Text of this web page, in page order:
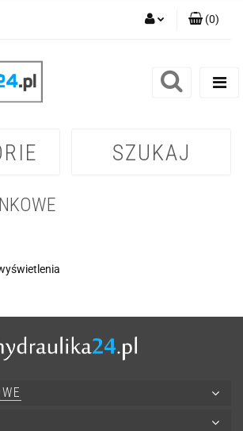
Zarejestruj się
(0)
SZUKAJ